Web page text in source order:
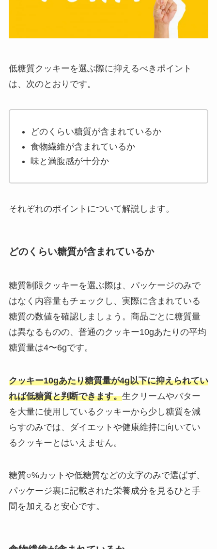
低糖質クッキーを選ぶ際に抑えるべきポイント
は、次のとおりです。
どのくらい糖質が含まれているか
食物繊維が含まれているか
味と満腹感が十分か
それぞれのポイントについて解説します。
どのくらい糖質が含まれているか
糖質制限クッキーを選ぶ際は、パッケージのみで
はなく内容量もチェックし、実際に含まれている
糖質の数値を確認しましょう。商品ごとに糖質量
は異なるものの、普通のクッキー10gあたりの平均
糖質量は4〜6gです。
クッキー10gあたり糖質量が4g以下に抑えられてい
れば低糖質と判断できます。生クリームやバター
を大量に使用しているクッキーから少し糖質を減
らすのみでは、ダイエットや健康維持に向いてい
るクッキーとはいえません。
糖質○%カットや低糖質などの文字のみで選ばず、
パッケージ裏に記載された栄養成分を見るひと手
間を加えると安心です。